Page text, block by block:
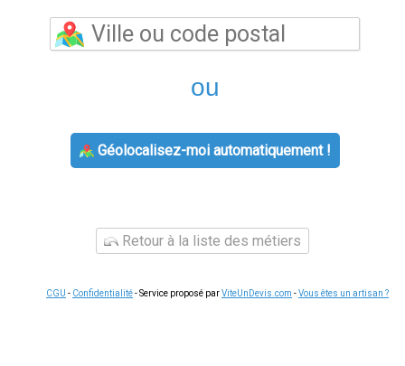
ou
Géolocalisez-moi automatiquement !
Retour à la liste des métiers
CGU - Confidentialité- Service proposé parViteUnDevis.com -Vous êtes un artisan ?